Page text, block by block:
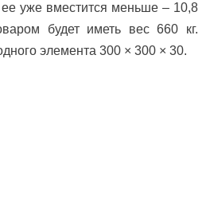
ее уже вместится меньше – 10,8
будет иметь вес 660 кг.
элемента 300 × 300 × 30.